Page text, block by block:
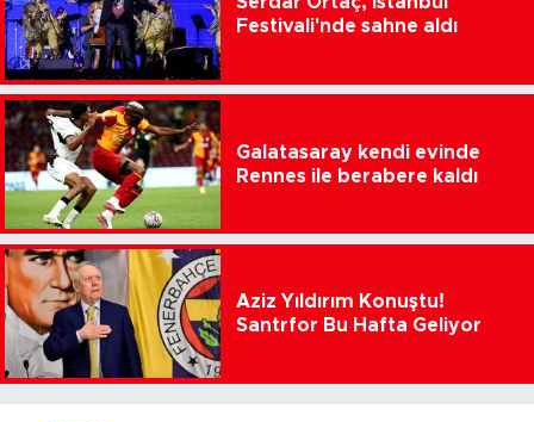
Festivali'nde sahne aldı
Galatasaray kendi evinde
Rennes ile berabere kaldı
Aziz Yıldırım Konuştu!
Santrfor Bu Hafta Geliyor